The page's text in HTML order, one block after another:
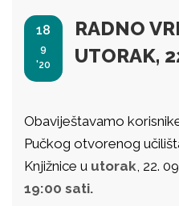
18
9
'20
RADNO
UTORAK,
Obaviještavamo
Pučkog otvorenog
Knjižnice u utorak, 22.
19:00 sati.